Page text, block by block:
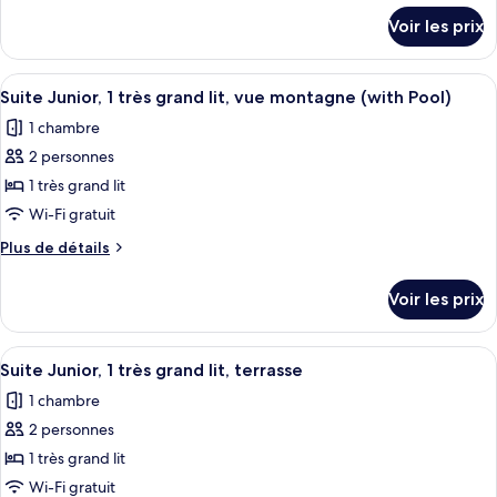
pool)
chambre :
Chambre
Club,
très
grand
lit,
vue
mer
le
type
de
Chambre
Club,
très
grand
vue
Voir les prix
Afficher
toutes
les
photos
pour
ce
type
de
Suite
Junior,
1
très
grand
lit,
vue
Une chambre d’hôtel avec un grand
7
Suite Junior, 1 très grand lit, vue montagne (with Pool)
1 chambre
2 personnes
1 très grand lit
Wi-Fi gratuit
Plus de détails
Plus
le
type
de
Suite
Junior,
très
grand
Voir les prix
Afficher
toutes
les
photos
pour
ce
Une chambre d’hôtel équipée d’un
5
Suite Junior, 1 très grand lit, terrasse
1 chambre
2 personnes
1 très grand lit
Wi-Fi gratuit